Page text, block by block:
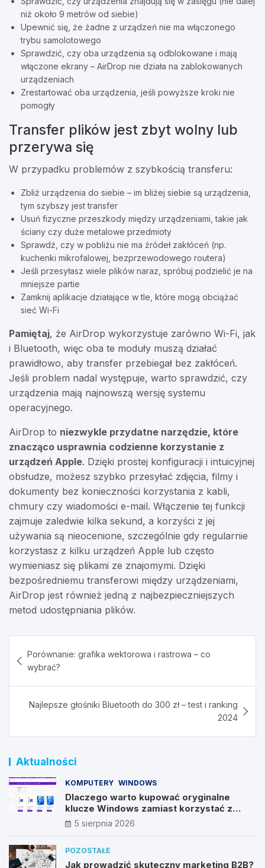
niż około 9 metrów od siebie)
Upewnić się, że żadne z urządzeń nie ma włączonego
trybu samolotowego
Sprawdzić, czy oba urządzenia są odblokowane i mają
włączone ekrany – AirDrop nie działa na zablokowanych
urządzeniach
Zrestartować oba urządzenia, jeśli powyższe kroki nie
pomogły
Transfer plików jest zbyt wolny lub
przerywa się
W przypadku problemów z szybkością transferu:
Zbliż urządzenia do siebie – im bliżej siebie są urządzenia,
tym szybszy jest transfer
Usuń fizyczne przeszkody między urządzeniami, takie jak
ściany czy duże metalowe przedmioty
Sprawdź, czy w pobliżu nie ma źródeł zakłóceń (np.
kuchenki mikrofalowej, bezprzewodowego routera)
Jeśli przesyłasz wiele plików naraz, spróbuj podzielić je na
mniejsze partie
Zamknij aplikacje działające w tle, które mogą obciążać
sieć Wi-Fi
Pamiętaj, że AirDrop wykorzystuje zarówno Wi-Fi, jak
i Bluetooth, więc oba te moduły muszą działać
prawidłowo, aby transfer przebiegał bez zakłóceń.
Jeśli problem nadal występuje, warto sprawdzić, czy
urządzenia mają najnowszą wersję systemu
operacyjnego.
AirDrop to niezwykle przydatne narzędzie, które
znacząco usprawnia codzienne korzystanie z
urządzeń Apple. Dzięki prostej konfiguracji i intuicyjnej
obsłudze, możesz szybko przesyłać zdjęcia, filmy i
dokumenty bez konieczności korzystania z kabli,
chmury czy wiadomości e-mail. Włączenie tej funkcji
zajmuje zaledwie kilka sekund, a korzyści z jej
używania są nieocenione, szczególnie gdy regularnie
korzystasz z kilku urządzeń Apple lub często
wymieniasz się plikami ze znajomymi. Dzięki
bezpośredniemu transferowi między urządzeniami,
AirDrop jest również jedną z najbezpieczniejszych
metod udostępniania plików.
wpisu
Porównanie: grafika wektorowa i rastrowa – co
wybrać?
Najlepsze głośniki Bluetooth do 300 zł – test i ranking
2024
Aktualności
KOMPUTERY WINDOWS
Dlaczego warto kupować oryginalne
klucze Windows zamiast korzystać z
nieautoryzowanych źródeł?
5 sierpnia 2026
POZOSTAŁE
Jak prowadzić skuteczny marketing B2B?